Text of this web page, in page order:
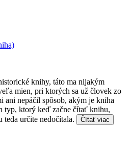
knihy, táto ma nijakým
mien, pri ktorých sa už človek zo
ani nepáčil spôsob, akým je kniha
typ, ktorý keď začne čítať knihu,
určite nedočítala.
Čítať viac